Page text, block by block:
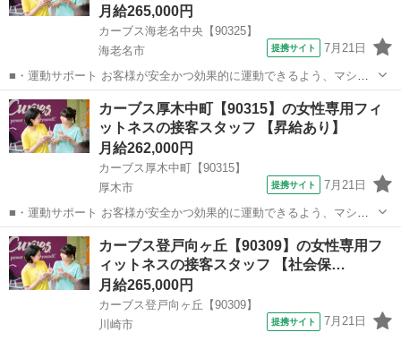
月給265,000円
カーブス海老名中央【90325】
海老名市
提携サイト 7月21日
■・運動サポート お客様が安全かつ効果的に運動できるよう、マシン
の使い方をアドバイスします。運動が初めての方や苦手な方がほとん
どなので、難しい指導はありません。「今日はこの動きを意識しまし
ょう！」といったお声がけをしながら、...
神奈川 海老名市 その他
カーブス厚木中町【90315】の女性専用フィ
ットネスの接客スタッフ 【昇給あり】
月給262,000円
カーブス厚木中町【90315】
厚木市
提携サイト 7月21日
■・運動サポート お客様が安全かつ効果的に運動できるよう、マシン
の使い方をアドバイスします。運動が初めての方や苦手な方がほとん
どなので、難しい指導はありません。「今日はこの動きを意識しまし
ょう！」といったお声がけをしながら、...
神奈川 厚木市 その他
カーブス登戸向ヶ丘【90309】の女性専用フ
ィットネスの接客スタッフ 【社会保…
月給265,000円
カーブス登戸向ヶ丘【90309】
川崎市
提携サイト 7月21日